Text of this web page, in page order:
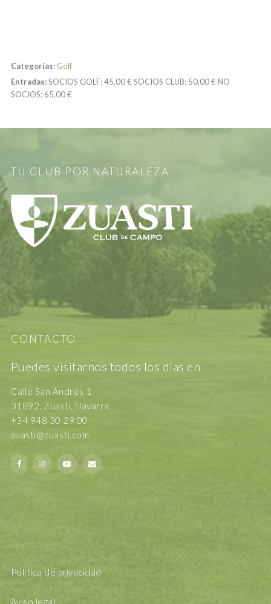
Categorías: Golf
Entradas:SOCIOS GOLF:45,00 € SOCIOS CLUB: 50,00 € NO
SOCIOS: 65,00 €
TU CLUB POR NATURALEZA
CONTACTO
Puedes visitarnos todos los días en
Calle San Andrés 1
31892, Zuasti, Navarra
+34 948 30 29 00
zuasti@zuasti.com
Política de privacidad
Aviso legal